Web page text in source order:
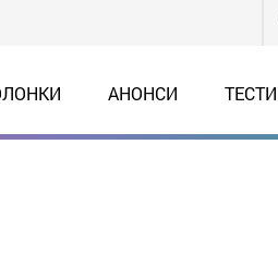
АНОНСИ ТЕСТИ